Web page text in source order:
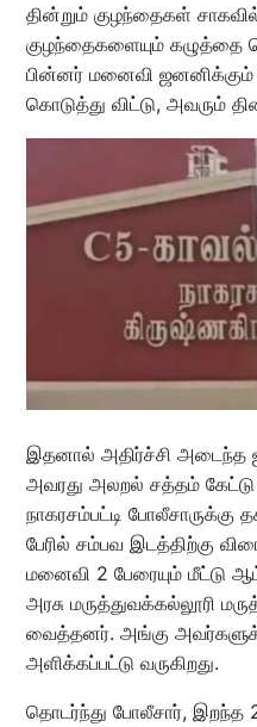
தின்றும் குழந்தைகள்
குழந்தைகளையும் கழுத்தை
பின்னர் மனைவி
கொடுத்து விட்டு, அவரும்
இதனால் அதிர்ச்சி அடைந்த
அவரது அலறல் சத்தம்
நாகரசம்பட்டி
பேரில் சம்பவ இடத்திற்கு
மனைவி 2 பேரையும் மீட்டு
அரசு மருத்துவக்கல்லூரி
வைத்தனர். அங்கு
அளிக்கப்பட்டு வருகிறது.
தொடர்ந்து போலீசார், இறந்த